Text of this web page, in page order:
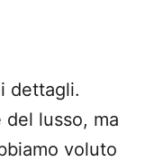
dettagli.
lusso, ma
voluto